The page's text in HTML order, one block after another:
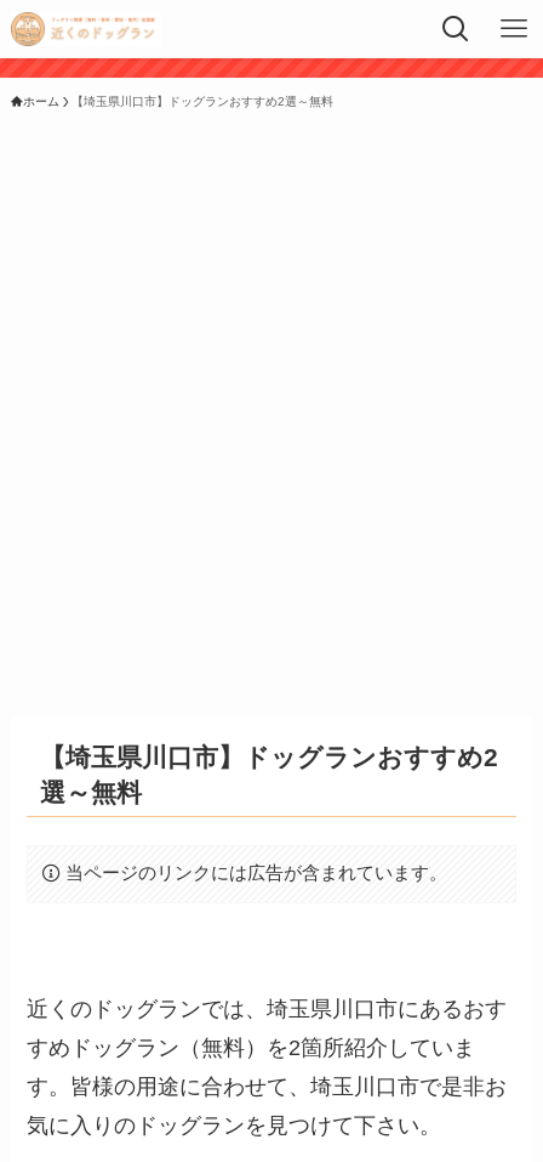
ホーム 【埼玉県川口市】ドッグランおすすめ2選～無料
【埼玉県川口市】ドッグランおすすめ2
選～無料
当ページのリンクには広告が含まれています。
近くのドッグランでは、埼玉県川口市にあるおす
すめドッグラン（無料）を2箇所紹介していま
す。皆様の用途に合わせて、埼玉川口市で是非お
気に入りのドッグランを見つけて下さい。